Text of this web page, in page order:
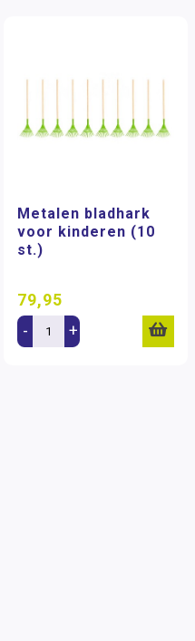
Metalen bladhark
voor kinderen (10
st.)
79,95
- +